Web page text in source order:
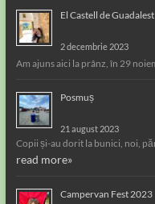
El Castell de Guadalest
2 decembrie 2023
Am ajuns aici la prânz, în 29
Posmuș
21 august 2023
Copii și-au dorit la bunici, noi,
read more»
Campervan Fest 2023